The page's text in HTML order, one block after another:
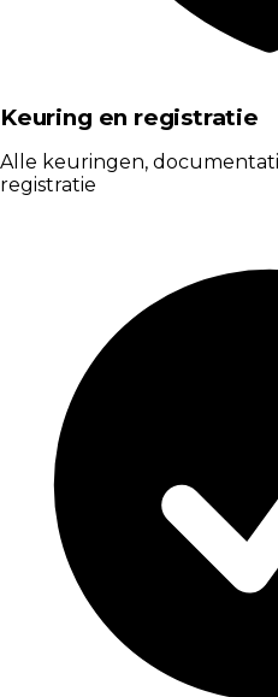
Keuring en registratie
Alle keuringen,
registratie